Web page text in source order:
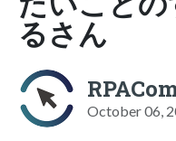
るさん
October 06,